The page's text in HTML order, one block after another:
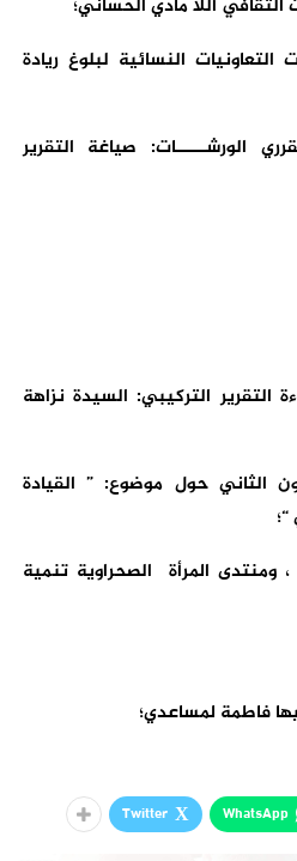
أللا مادي الحساني؛
النسائية لبلوغ ريادة
الورشـــــات: صياغة التقرير
التركيبي: السيدة نزاهة
الثاني حول موضوع: ” القيادة
ومنتدى المرأة الصحراوية تنمية
فاطمة لمساعدي؛
WhatsApp
Twitter